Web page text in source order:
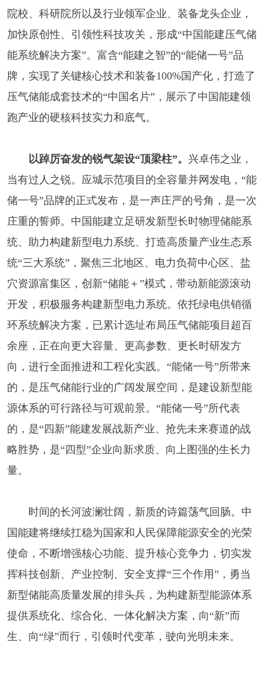
院校、科研院所以及行业领军企业、装备龙头企业，
加快原创性、引领性科技攻关，形成“中国能建压气储
能系统解决方案”。富含“能建之智”的“能储一号”品
牌，实现了关键核心技术和装备100%国产化，打造了
压气储能成套技术的“中国名片”，展示了中国能建领
跑产业的硬核科技实力和底气。
以踔厉奋发的锐气架设“顶梁柱”。 兴卓伟之业，
当有过人之锐。应城示范项目的全容量并网发电，“能
储一号”品牌的正式发布，是一声庄严的号角，是一次
庄重的誓师。中国能建立足研发新型长时物理储能系
统、助力构建新型电力系统、打造高质量产业生态系
统“三大系统”，聚焦三北地区、电力负荷中心区、盐
穴资源富集区，创新“储能＋”模式，带动新能源滚动
开发，积极服务构建新型电力系统。依托绿电供销循
环系统解决方案，已累计选址布局压气储能项目超百
余座，正在向更大容量、更高参数、更长时研发方
向，进行全面推进和工程化实践。“能储一号”所带来
的，是压气储能行业的广阔发展空间，是建设新型能
源体系的可行路径与可观前景。“能储一号”所代表
的，是“四新”能建发展战新产业、抢先未来赛道的战
略胜势，是“四型”企业向新求质、向上图强的生长力
量。
时间的长河波澜壮阔，新质的诗篇荡气回肠。中
国能建将继续扛稳为国家和人民保障能源安全的光荣
使命，不断增强核心功能、提升核心竞争力，切实发
挥科技创新、产业控制、安全支撑“三个作用”，勇当
新型储能高质量发展的排头兵，为构建新型能源体系
提供系统化、综合化、一体化解决方案，向“新”而
生、向“绿”而行，引领时代变革，驶向光明未来。